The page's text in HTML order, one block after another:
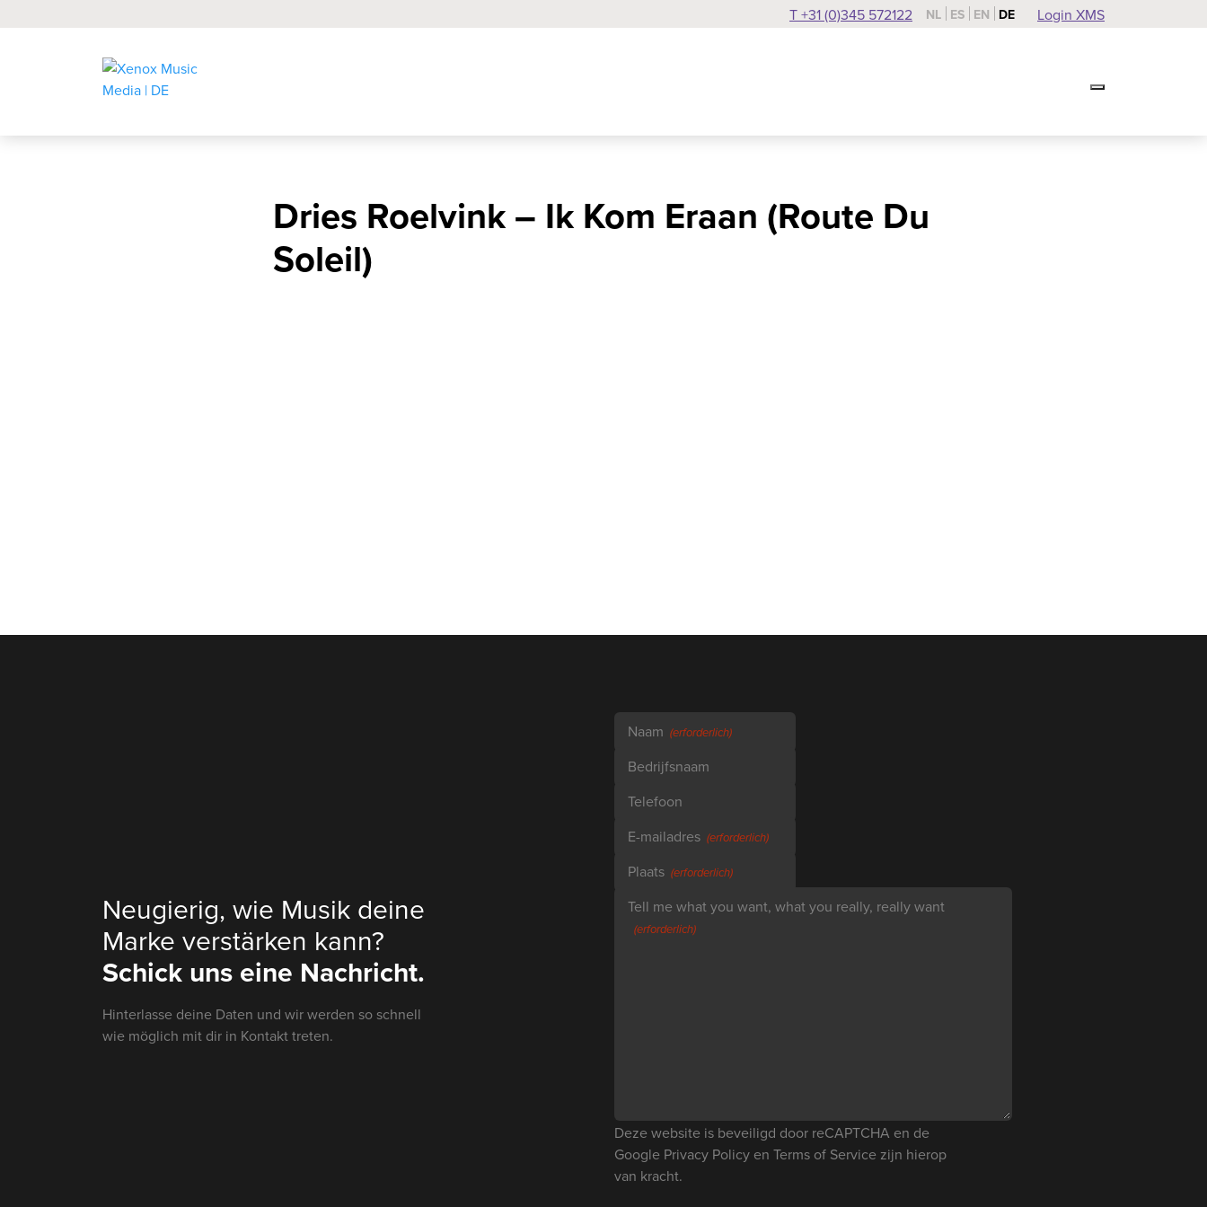
T +31 (0)345 572122 NL ES EN DE Login XMS
Dries Roelvink – Ik Kom Eraan (Route Du
Soleil)
Neugierig, wie Musik deine
Marke verstärken kann?
Schick uns eine Nachricht.
Hinterlasse deine Daten und wir werden so schnell
wie möglich mit dir in Kontakt treten.
Naam (erforderlich)
Bedrijfsnaam
Telefoon
E-mailadres (erforderlich)
Plaats (erforderlich)
Tell me what you want, what you really, really want
(erforderlich)
Deze website is beveiligd door reCAPTCHA en de
Google Privacy Policy en Terms of Service zijn hierop
van kracht.